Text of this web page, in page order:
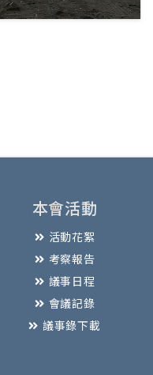
本會活動
活動花絮
考察報告
議事日程
會議記錄
議事錄下載